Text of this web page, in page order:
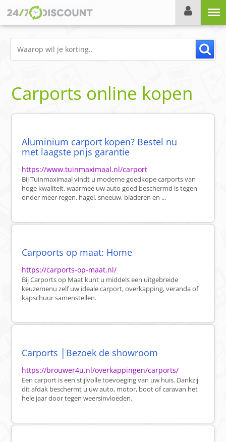
Carports online kopen
Aluminium carport kopen? Bestel nu
met laagste prijs garantie
https://www.tuinmaximaal.nl/carport
Bij Tuinmaximaal vindt u moderne goedkope carports van
hoge kwaliteit, waarmee uw auto goed beschermd is tegen
onder meer regen, hagel, sneeuw, bladeren en ...
Carpoorts op maat: Home
https://carports-op-maat.nl/
Bij Carports op Maat kunt u middels een uitgebreide
keuzemenu zelf uw ideale carport, overkapping, veranda of
kapschuur samenstellen.
Carports │Bezoek de showroom
https://brouwer4u.nl/overkappingen/carports/
Een carport is een stijlvolle toevoeging van uw huis. Dankzij
dit afdak beschermt u uw auto, motor, boot of caravan het
hele jaar door tegen weersinvloeden.